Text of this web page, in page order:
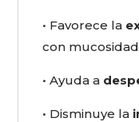
• Favorece la
con mucosidad
• Ayuda a
• Disminuye la